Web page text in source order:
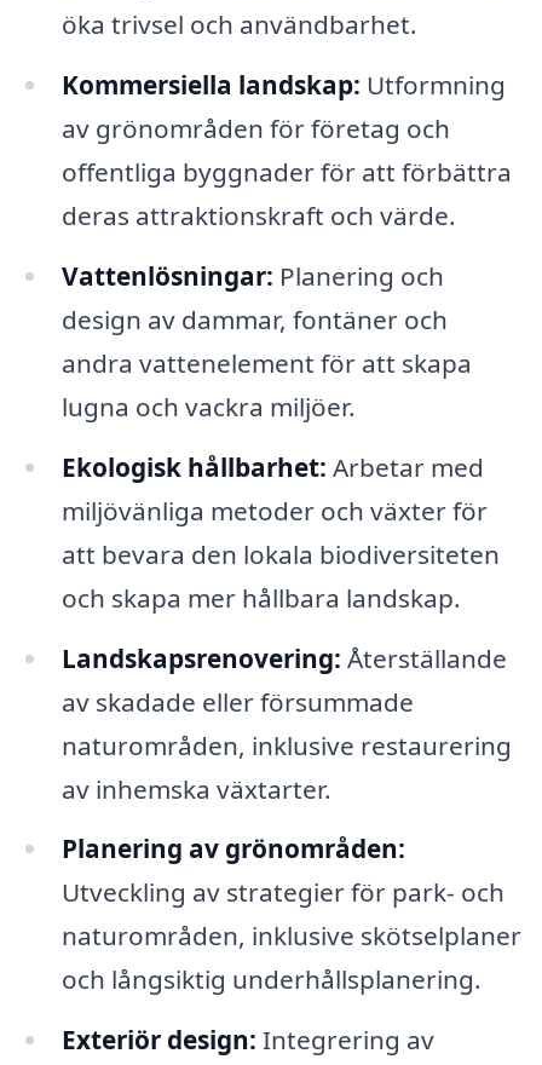
öka trivsel och användbarhet.
Kommersiella landskap: Utformning
av grönområden för företag och
offentliga byggnader för att förbättra
deras attraktionskraft och värde.
Vattenlösningar: Planering och
design av dammar, fontäner och
andra vattenelement för att skapa
lugna och vackra miljöer.
Ekologisk hållbarhet: Arbetar med
miljövänliga metoder och växter för
att bevara den lokala biodiversiteten
och skapa mer hållbara landskap.
Landskapsrenovering: Återställande
av skadade eller försummade
naturområden, inklusive restaurering
av inhemska växtarter.
Planering av grönområden:
Utveckling av strategier för park- och
naturområden, inklusive skötselplaner
och långsiktig underhållsplanering.
Exteriör design: Integrering av